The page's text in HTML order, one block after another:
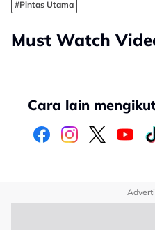
#Pintas Utama
Must Watch
Cara lain